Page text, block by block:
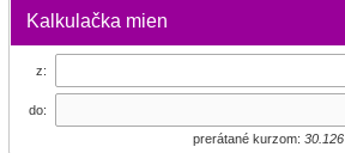
Kalkulačka mien
z:
do:
prerátané kurzom: 30.126